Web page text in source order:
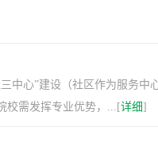
中心”建设（社区作为服务中
校需发挥专业优势，...[详细]